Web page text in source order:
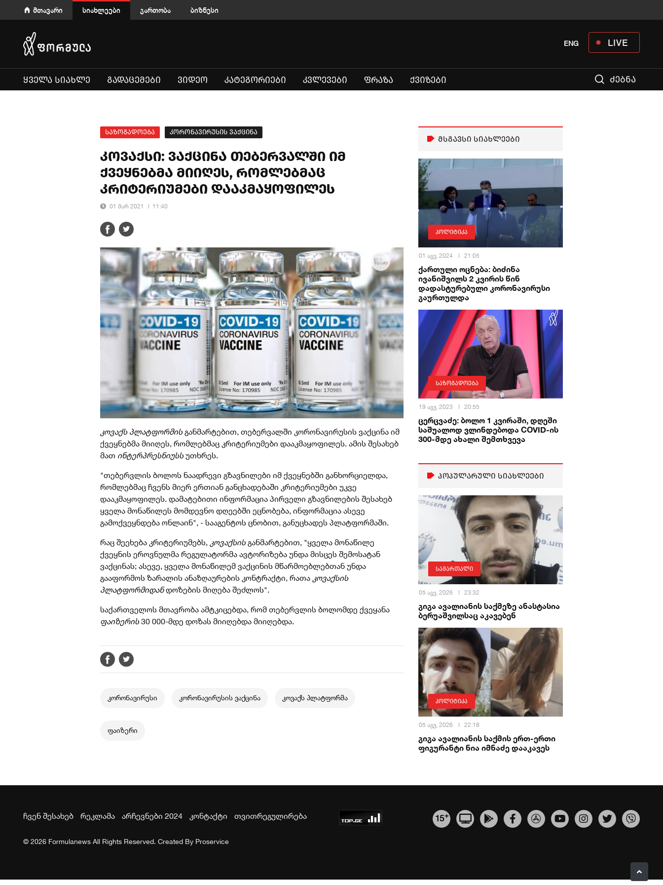
მთავარი სიახლეები გართობა ბიზნესი
LIVE
ENG
ᲧᲕᲔᲚᲐ ᲡᲘᲐᲮᲚᲔ ᲒᲐᲓᲐᲪᲔᲛᲔᲑᲘ ᲕᲘᲓᲔᲝ ᲙᲐᲢᲔᲒᲝᲠᲘᲔᲑᲘ ᲙᲕᲚᲔᲕᲔᲑᲘ ᲤᲠᲐᲖᲐ ᲥᲕᲘᲖᲔᲑᲘ ძებნა
საზოგადოება კორონავირუსის ვაქცინა
კოვაქსი: ვაქცინა თებერვალში იმ
ქვეყნებმა მიიღეს, რომლებმაც
კრიტერიუმები დააკმაყოფილეს
01 მარ 2021 11:40
კოვაქს პლატფორმის განმარტებით, თებერვალში კორონავირუსის ვაქცინა იმ
ქვეყნებმა მიიღეს, რომლებმაც კრიტერიუმები დააკმაყოფილეს. ამის შესახებ
მათ ინტერპრესნიუსს უთხრეს.
"თებერვლის ბოლოს ნაადრევი გზავნილები იმ ქვეყნებში განხორციელდა,
რომლებმაც ჩვენს მიერ ერთიან განცხადებაში კრიტერიუმები უკვე
დააკმაყოფილეს. დამატებითი ინფორმაცია პირველი გზავნილების შესახებ
ყველა მონაწილეს მომდევნო დღეებში ეცნობება, ინფორმაცია ასევე
გამოქვეყნდება ონლაინ", - სააგენტოს ცნობით, განუცხადეს პლატფორმაში.
რაც შეეხება კრიტერიუმებს, კოვაქსის განმარტებით, "ყველა მონაწილე
ქვეყნის ეროვნულმა რეგულატორმა ავტორიზება უნდა მისცეს შემოსატან
ვაქცინას; ასევე, ყველა მონაწილემ ვაქცინის მწარმოებლებთან უნდა
გააფორმოს ზარალის ანაზღაურების კონტრაქტი, რათა კოვაქსის
პლატფორმიდანდოზების მიღება შეძლოს".
საქართველოს მთავრობა ამტკიცებდა, რომ თებერვლის ბოლომდე ქვეყანა
ფაიზერის 30 000-მდე დოზას მიიღებდა მიიღებდა.
კორონავირუსი კორონავირუსის ვაქცინა კოვაქს პლატფორმა
ფაიზერი
მსგავსი სიახლეები
პოლიტიკა
01 აგვ, 2024 21:05
ქართული ოცნება: ბიძინა
ივანიშვილს 2 კვირის წინ
დადასტურებული კორონავირუსი
გაურთულდა
საზოგადოება
19 აგვ, 2023 20:55
ცერცვაძე: ბოლო 1 კვირაში, დღეში
საშუალოდ ვლინდებოდა COVID-ის
300-მდე ახალი შემთხვევა
პოპულარული სიახლეები
სამართალი
05 აგვ, 2026 23:32
გიგა ავალიანის საქმეზე ანასტასია
ბერუაშვილსაც აკავებენ
პოლიტიკა
05 აგვ, 2026 22:18
გიგა ავალიანის საქმის ერთ-ერთი
ფიგურანტი ნია იმნაძე დააკავეს
ჩვენ შესახებ რეკლამა არჩევნები 2024 კონტაქტი თვითრეგულირება 15+
© 2026 Formulanews All Rights Reserved. Created By Proservice